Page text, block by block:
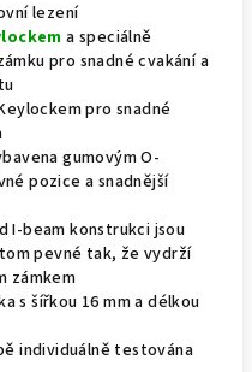
lezení
a speciálně
pro snadné cvakání a
pro snadné
gumovým O-
pozice a snadnější
I-beam konstrukci jsou
pevné tak, že vydrží
zámkem
s šířkou 16 mm a délkou
individuálně testována